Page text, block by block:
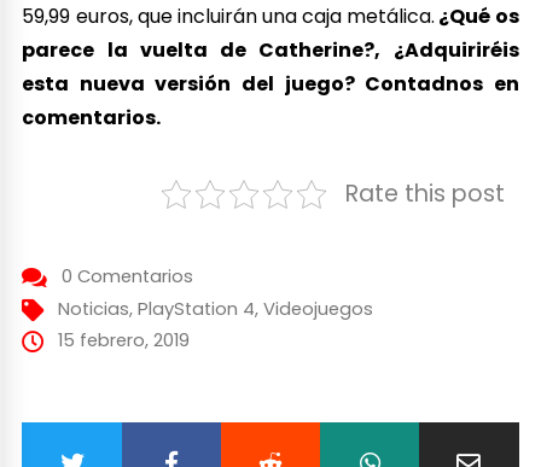
59,99 euros, que incluirán una caja metálica. ¿Qué os
parece la vuelta de Catherine?, ¿Adquiriréis
esta nueva versión del juego? Contadnos en
comentarios.
Rate this post
0 Comentarios
Noticias, PlayStation 4, Videojuegos
15 febrero, 2019